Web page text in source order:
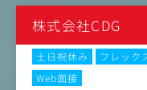
株式会社CDG
土日祝休み フレック
Web面接